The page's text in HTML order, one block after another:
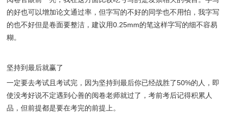
的好也可以增加论文通过率，但字写的不好的同学也不用怕，我字写
的也不好但是卷面要整洁，建议用0.25mm的笔这样字写的细不容易
糊。
坚持到最后就赢了
一定要去考试且考试完，因为坚持到最后你已经战胜了50%的人，即
使没考好说不定遇到心善的阅卷老师就过了，考前考后记得积累人
品，但前提都是要在考完的前提上。